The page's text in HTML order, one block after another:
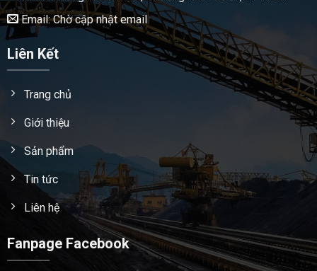
Email: Chờ cập nhật email
Liên Kết
Trang chủ
Giới thiệu
Sản phẩm
Tin tức
Liên hệ
Fanpage Facebook